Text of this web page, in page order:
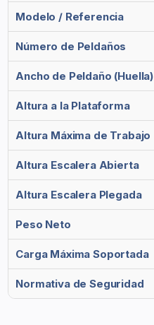
Modelo / Referencia
Número de Peldaños
Ancho de Peldaño (Huella)
Altura a la Plataforma
Altura Máxima de Trabajo
Altura Escalera Abierta
Altura Escalera Plegada
Peso Neto
Carga Máxima Soportada
Normativa de Seguridad